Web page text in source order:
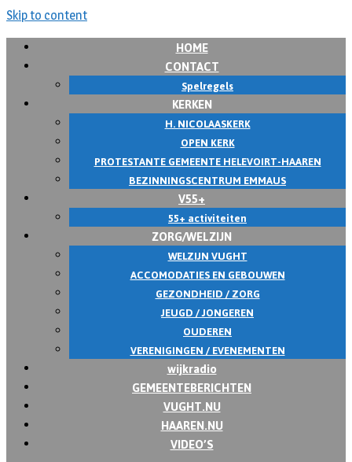
Skip to content
HOME
CONTACT
Spelregels
KERKEN
H. NICOLAASKERK
OPEN KERK
PROTESTANTE GEMEENTE HELEVOIRT-HAAREN
BEZINNINGSCENTRUM EMMAUS
V55+
55+ activiteiten
ZORG/WELZIJN
WELZIJN VUGHT
ACCOMODATIES EN GEBOUWEN
GEZONDHEID / ZORG
JEUGD / JONGEREN
OUDEREN
VERENIGINGEN / EVENEMENTEN
wijkradio
GEMEENTEBERICHTEN
VUGHT.NU
HAAREN.NU
VIDEO’S